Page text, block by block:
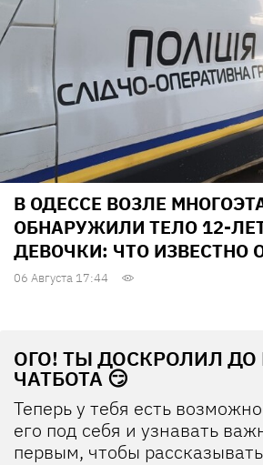
В ОДЕССЕ ВОЗЛЕ
ОБНАРУЖИЛИ ТЕЛО 12-
ДЕВОЧКИ: ЧТО ИЗВЕСТНО
06 Августа 17:44
ОГО! ТЫ ДОСКРОЛИЛ
ЧАТБОТА 😏
Теперь у тебя есть
его под себя и узнавать
первым, чтобы